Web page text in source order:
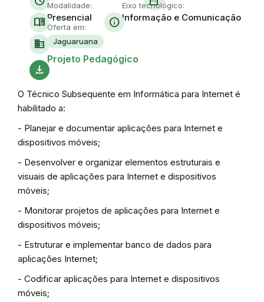
menu_book
Modalidade:
Presencial info
Eixo tecnológico:
Informação e Comunicação
domain
Oferta em:
Jaguaruana
download
Projeto Pedagógico
O Técnico Subsequente em Informática para Internet é
habilitado a:
- Planejar e documentar aplicações para Internet e
dispositivos móveis;
- Desenvolver e organizar elementos estruturais e
visuais de aplicações para Internet e dispositivos
móveis;
- Monitorar projetos de aplicações para Internet e
dispositivos móveis;
- Estruturar e implementar banco de dados para
aplicações Internet;
- Codificar aplicações para Internet e dispositivos
móveis;